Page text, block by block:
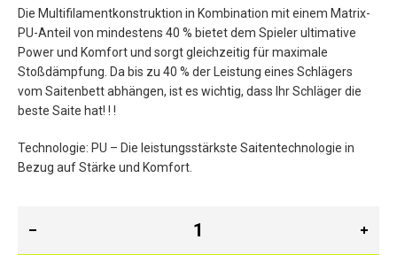
Die Multifilamentkonstruktion in Kombination mit einem Matrix-
PU-Anteil von mindestens 40 % bietet dem Spieler ultimative
Power und Komfort und sorgt gleichzeitig für maximale
Stoßdämpfung. Da bis zu 40 % der Leistung eines Schlägers
vom Saitenbett abhängen, ist es wichtig, dass Ihr Schläger die
beste Saite hat! ! !
Technologie: PU – Die leistungsstärkste Saitentechnologie in
Bezug auf Stärke und Komfort.